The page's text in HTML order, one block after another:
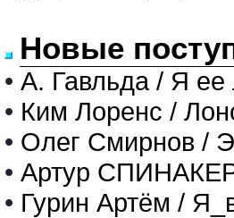
Новые
• А. Гавльда / Я
• Ким Лоренс /
• Олег Смирнов /
• Артур
• Гурин Артём /